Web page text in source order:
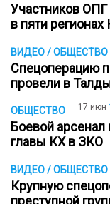
Участников
в пяти регионах
ВИДЕО / ОБЩЕСТВО
Cпецоперацию
провели в
ОБЩЕСТВО 17 июн
Боевой арсенал
главы КХ в ЗКО
ВИДЕО / ОБЩЕСТВО
Крупную
преступной